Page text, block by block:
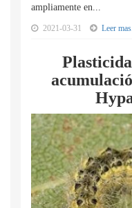
ampliamente en...
2021-03-31 Leer